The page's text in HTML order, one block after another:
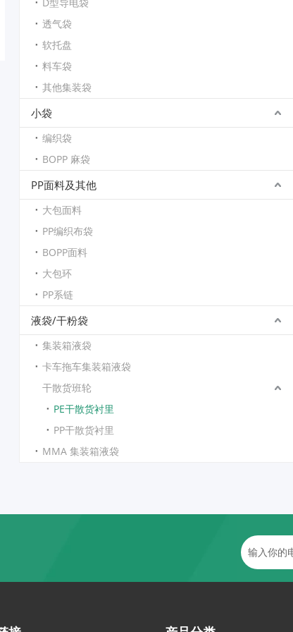
透气袋
软托盘
料车袋
其他集装袋
小袋
编织袋
BOPP 麻袋
PP面料及其他
大包面料
PP编织布袋
BOPP面料
大包环
PP系链
液袋/干粉袋
集装箱液袋
卡车拖车集装箱液袋
干散货班轮
PE干散货衬里
PP干散货衬里
MMA 集装箱液袋